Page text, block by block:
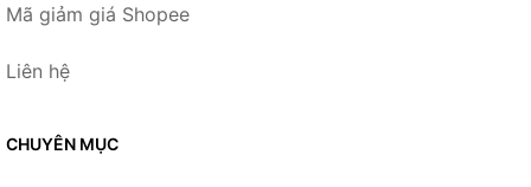
Mã giảm giá Shopee
Liên hệ
CHUYÊN MỤC